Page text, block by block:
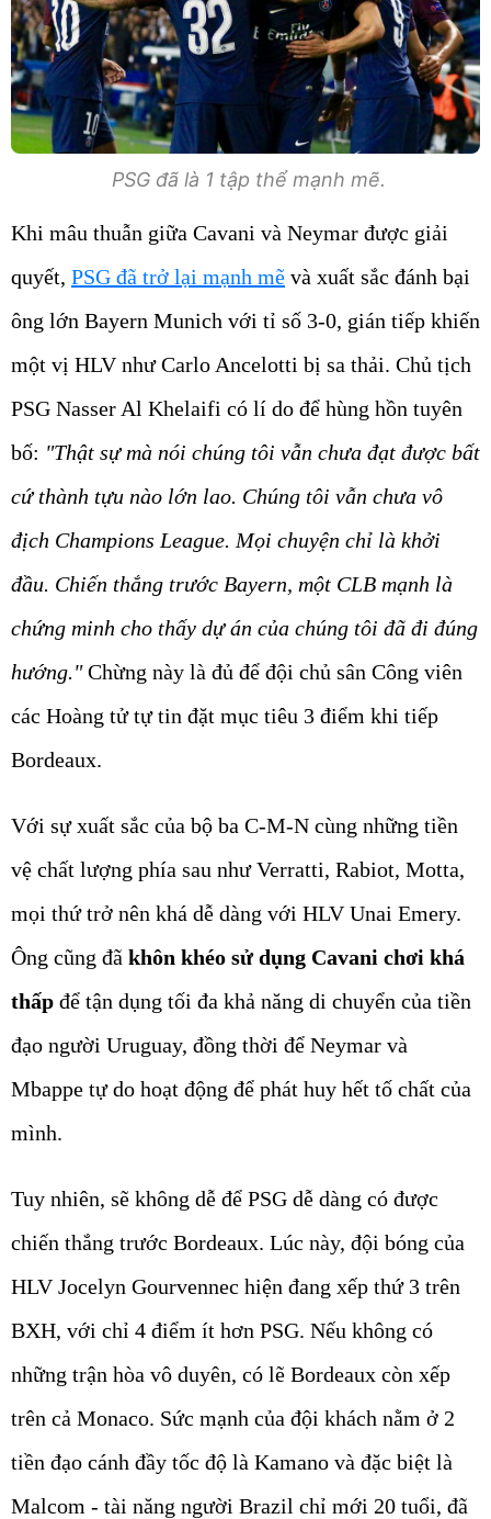
PSG đã là 1 tập thể mạnh mẽ.
Khi mâu thuẫn giữa Cavani và Neymar được giải
quyết, PSG đã trở lại mạnh mẽ và xuất sắc đánh bại
ông lớn Bayern Munich với tỉ số 3-0, gián tiếp khiến
một vị HLV như Carlo Ancelotti bị sa thải. Chủ tịch
PSG Nasser Al Khelaifi có lí do để hùng hồn tuyên
bố: "Thật sự mà nói chúng tôi vẫn chưa đạt được bất
cứ thành tựu nào lớn lao. Chúng tôi vẫn chưa vô
địch Champions League. Mọi chuyện chỉ là khởi
đầu. Chiến thắng trước Bayern, một CLB mạnh là
chứng minh cho thấy dự án của chúng tôi đã đi đúng
hướng."Chừng này là đủ để đội chủ sân Công viên
các Hoàng tử tự tin đặt mục tiêu 3 điểm khi tiếp
Bordeaux.
Với sự xuất sắc của bộ ba C-M-N cùng những tiền
vệ chất lượng phía sau như Verratti, Rabiot, Motta,
mọi thứ trở nên khá dễ dàng với HLV Unai Emery.
Ông cũng đã khôn khéo sử dụng Cavani chơi khá
thấp để tận dụng tối đa khả năng di chuyển của tiền
đạo người Uruguay, đồng thời để Neymar và
Mbappe tự do hoạt động để phát huy hết tố chất của
mình.
Tuy nhiên, sẽ không dễ để PSG dễ dàng có được
chiến thắng trước Bordeaux. Lúc này, đội bóng của
HLV Jocelyn Gourvennec hiện đang xếp thứ 3 trên
BXH, với chỉ 4 điểm ít hơn PSG. Nếu không có
những trận hòa vô duyên, có lẽ Bordeaux còn xếp
trên cả Monaco. Sức mạnh của đội khách nằm ở 2
tiền đạo cánh đầy tốc độ là Kamano và đặc biệt là
Malcom - tài năng người Brazil chỉ mới 20 tuổi, đã